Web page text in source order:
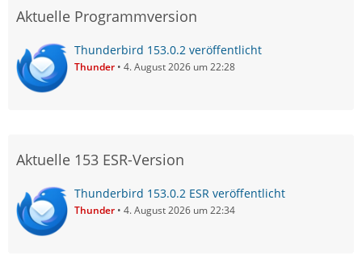
Aktuelle Programmversion
Thunderbird 153.0.2 veröffentlicht
Thunder 4. August 2026 um 22:28
Aktuelle 153 ESR-Version
Thunderbird 153.0.2 ESR veröffentlicht
Thunder 4. August 2026 um 22:34